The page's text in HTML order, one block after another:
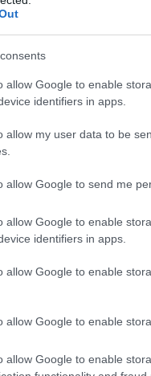
allow Google to enable
identifiers in apps.
allow my user data to be
allow Google to send me
allow Google to enable
identifiers in apps.
allow Google to enable
allow Google to enable
allow Google to enable
1938 óta a
Vizsgálatazt
kutatás
Harvard
bevonták az
leszármazottat
interjúkat
gyűjtenek fizikai